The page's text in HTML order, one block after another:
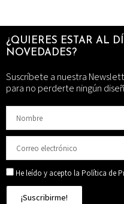
¿QUIERES ESTAR AL
NOVEDADES?
Suscríbete a nuestra
para no perderte ningún
He leído y acepto la Política de
¡Suscribirme!